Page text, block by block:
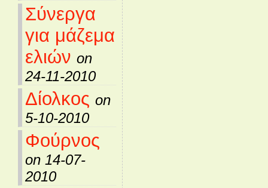
Σύνεργα
για μάζεμα
ελιών on
24-11-2010
Δίολκος on
5-10-2010
Φούρνος
on 14-07-
2010